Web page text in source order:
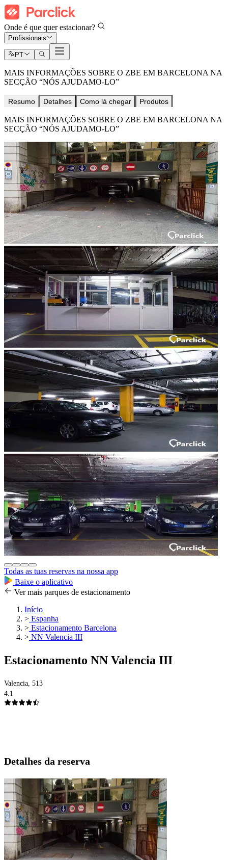
Onde é que quer estacionar?
Profissionais
PT
MAIS INFORMAÇÕES SOBRE O ZBE EM BARCELONA NA
SECÇÃO “NÓS AJUDAMO-LO”
Resumo Detalhes Como lá chegar Produtos
MAIS INFORMAÇÕES SOBRE O ZBE EM BARCELONA NA
SECÇÃO “NÓS AJUDAMO-LO”
Todas as tuas reservas na nossa app
Baixe o aplicativo
Ver mais parques de estacionamento
Início
> Espanha
> Estacionamento Barcelona
> NN Valencia III
Estacionamento NN Valencia III
Valencia, 513
4.1
Detalhes da reserva